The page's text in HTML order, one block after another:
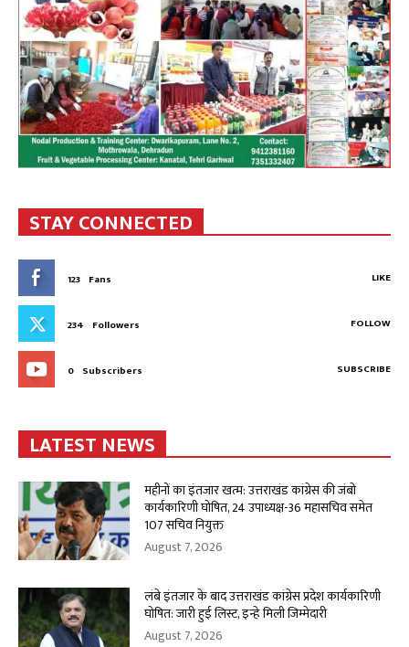
STAY CONNECTED
123 Fans LIKE
234 Followers FOLLOW
0 Subscribers SUBSCRIBE
LATEST NEWS
महीनों का इंतजार खत्म: उत्तराखंड कांग्रेस की जंबो
कार्यकारिणी घोषित, 24 उपाध्यक्ष-36 महासचिव समेत
107 सचिव नियुक्त
August 7, 2026
लंबे इंतजार के बाद उत्तराखंड कांग्रेस प्रदेश कार्यकारिणी
घोषित: जारी हुई लिस्ट, इन्हे मिली जिम्मेदारी
August 7, 2026